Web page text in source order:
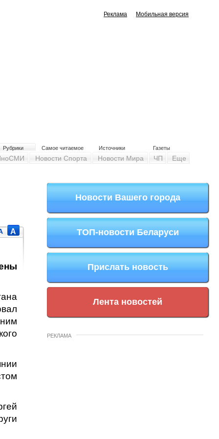
Мобильная версия
Реклама
Газеты
Источники
Самое читаемое
Рубрики
Новости Спорта Новости Мира ЧП Еще
A
Новости Вашего города
ТОП-новости Беларуси
Прислать новость
Лента новостей
РЕКЛАМА